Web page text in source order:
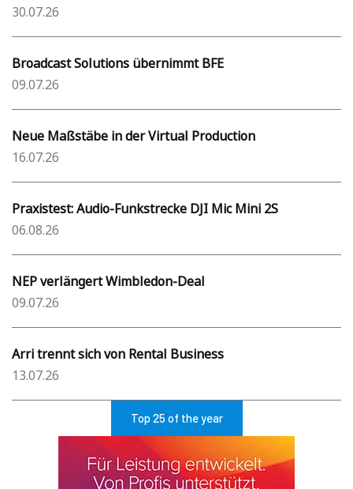
30.07.26
Broadcast Solutions übernimmt BFE
09.07.26
Neue Maßstäbe in der Virtual Production
16.07.26
Praxistest: Audio-Funkstrecke DJI Mic Mini 2S
06.08.26
NEP verlängert Wimbledon-Deal
09.07.26
Arri trennt sich von Rental Business
13.07.26
Top 25 of the year